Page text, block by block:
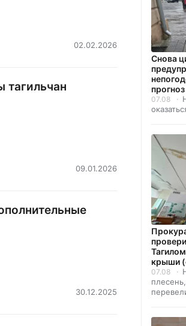
02.02.2026
тагильчан
09.01.2026
30.12.2025
Снова
07.08
крыши
07.08